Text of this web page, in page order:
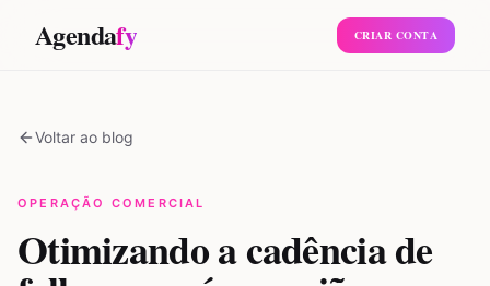
Agendafy CRIAR CONTA
Voltar ao blog
OPERAÇÃO COMERCIAL
Otimizando a cadência de